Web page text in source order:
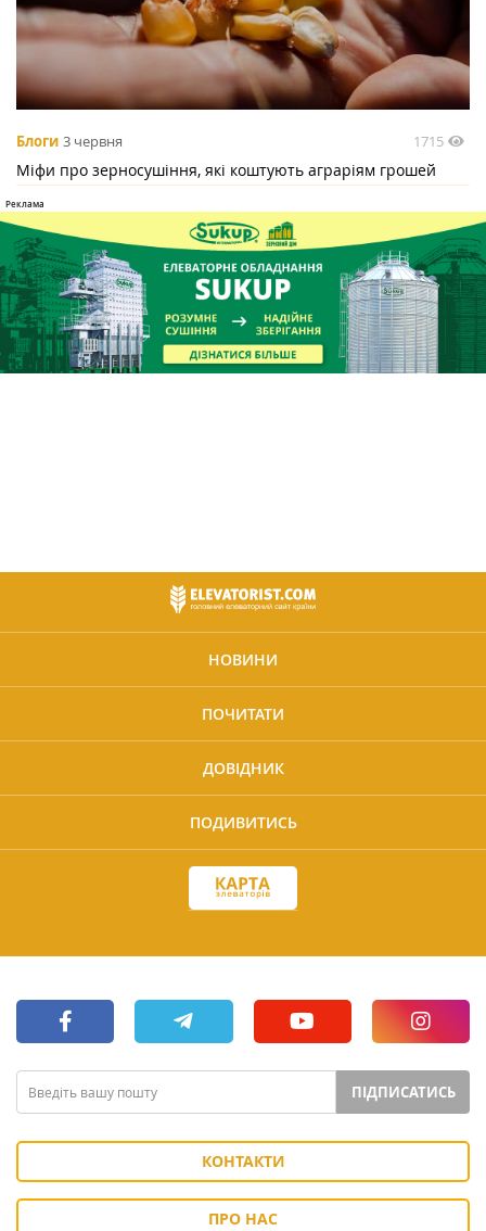
Блоги 3 червня 1715
Міфи про зерносушіння, які коштують аграріям грошей
НОВИНИ
ПОЧИТАТИ
ДОВІДНИК
ПОДИВИТИСЬ
ПІДПИСАТИСЬ
КОНТАКТИ
ПРО НАС